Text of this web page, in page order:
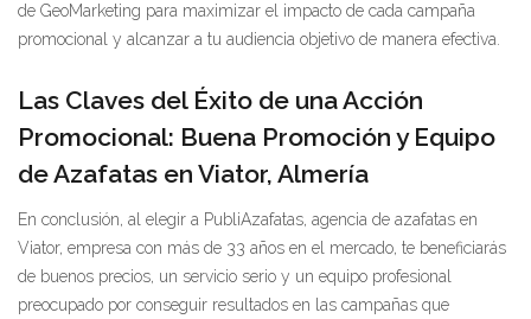
de GeoMarketing para maximizar el impacto de cada campaña
promocional y alcanzar a tu audiencia objetivo de manera efectiva.
Las Claves del Éxito de una Acción
Promocional: Buena Promoción y Equipo
de Azafatas en Viator, Almería
En conclusión, al elegir a PubliAzafatas, agencia de azafatas en
Viator, empresa con más de 33 años en el mercado, te beneficiarás
de buenos precios, un servicio serio y un equipo profesional
preocupado por conseguir resultados en las campañas que